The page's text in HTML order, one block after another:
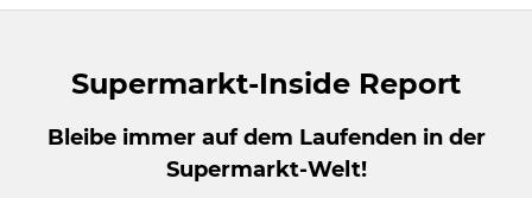
Supermarkt-Inside Report
Bleibe immer auf dem Laufenden in der
Supermarkt-Welt!